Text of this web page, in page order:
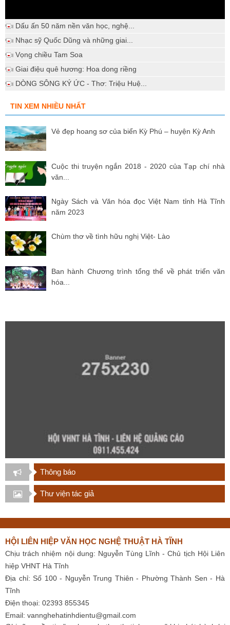
Dấu ấn 50 năm nền văn học, nghệ...
Nhạc sỹ Quốc Dũng và những giai...
Vọng chiều Tam Soa
Giai điệu quê hương: Hoa dong riềng
DÒNG SÔNG KÝ ỨC - Thơ: Triệu Huệ...
TIN XEM NHIỀU NHẤT
Vẻ đẹp hoang sơ của biển Kỳ Phú – huyện Kỳ Anh
Cuộc thi truyện ngắn 2018 - 2020 của Tạp chí nhà
văn...
Ngày Sách và Văn hóa đọc Việt Nam tỉnh Hà Tĩnh
năm 2023
Chùm thơ về tình hữu nghị Việt- Lào
Ban hành Chương trình tổng thể về phát triển văn
hóa...
Thông báo
Thư viện tác giả
HỘI LIÊN HIỆP VĂN HỌC NGHỆ THUẬT HÀ TĨNH
Chịu trách nhiệm nội dung: Nguyễn Tùng Lĩnh - Chủ tịch Hội Liên
hiệp VHNT Hà Tĩnh
Địa chỉ: Số 100 - Nguyễn Trung Thiên - Phường Thành Sen - Hà
Tĩnh
Điện thoại: 02393 855345
Email: vannghehatinhdientu@gmail.com